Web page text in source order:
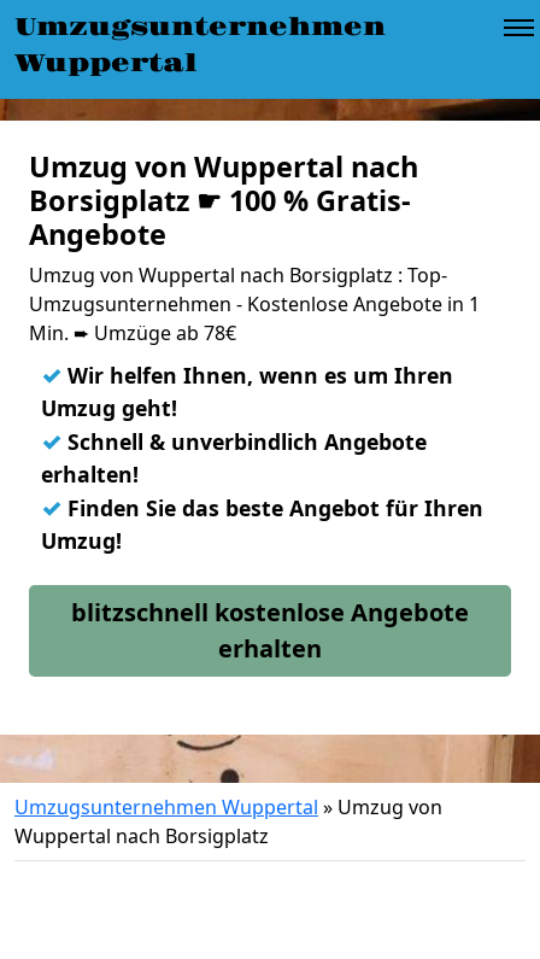
Umzugsunternehmen
Wuppertal
Umzug von Wuppertal nach
Borsigplatz ☛ 100 % Gratis-
Angebote
Umzug von Wuppertal nach Borsigplatz : Top-
Umzugsunternehmen - Kostenlose Angebote in 1
Min. ➨ Umzüge ab 78€
✓ Wir helfen Ihnen, wenn es um Ihren
Umzug geht!
✓ Schnell & unverbindlich Angebote
erhalten!
✓ Finden Sie das beste Angebot für Ihren
Umzug!
blitzschnell kostenlose Angebote
erhalten
Umzugsunternehmen Wuppertal » Umzug von
Wuppertal nach Borsigplatz